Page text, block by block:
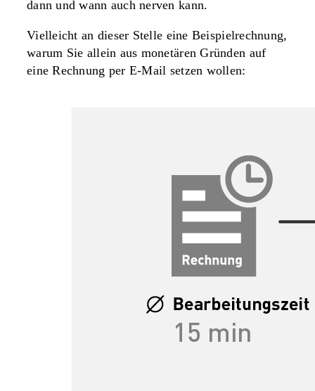
dann und wann auch nerven kann.
Vielleicht an dieser Stelle eine Beispielrechnung,
warum Sie allein aus monetären Gründen auf
eine Rechnung per E-Mail setzen wollen: